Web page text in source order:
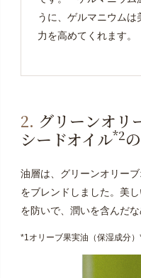
うに、ゲルマニウム
力を高めてくれます。
2. グリーンオリ
シードオイル*2
油層は、グリーンオリー
をブレンドしました。美
を防いで、潤いを含んだ
*1オリーブ果実油（保湿成分